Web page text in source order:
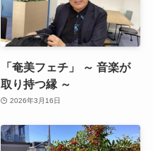
「奄美フェチ」 ～ 音楽が
取り持つ縁 ～
2026年3月16日